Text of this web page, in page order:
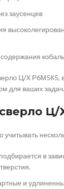
заусенцев
Ц/Х Р6М5К5,
для ваших задач.
Ц/
в
и